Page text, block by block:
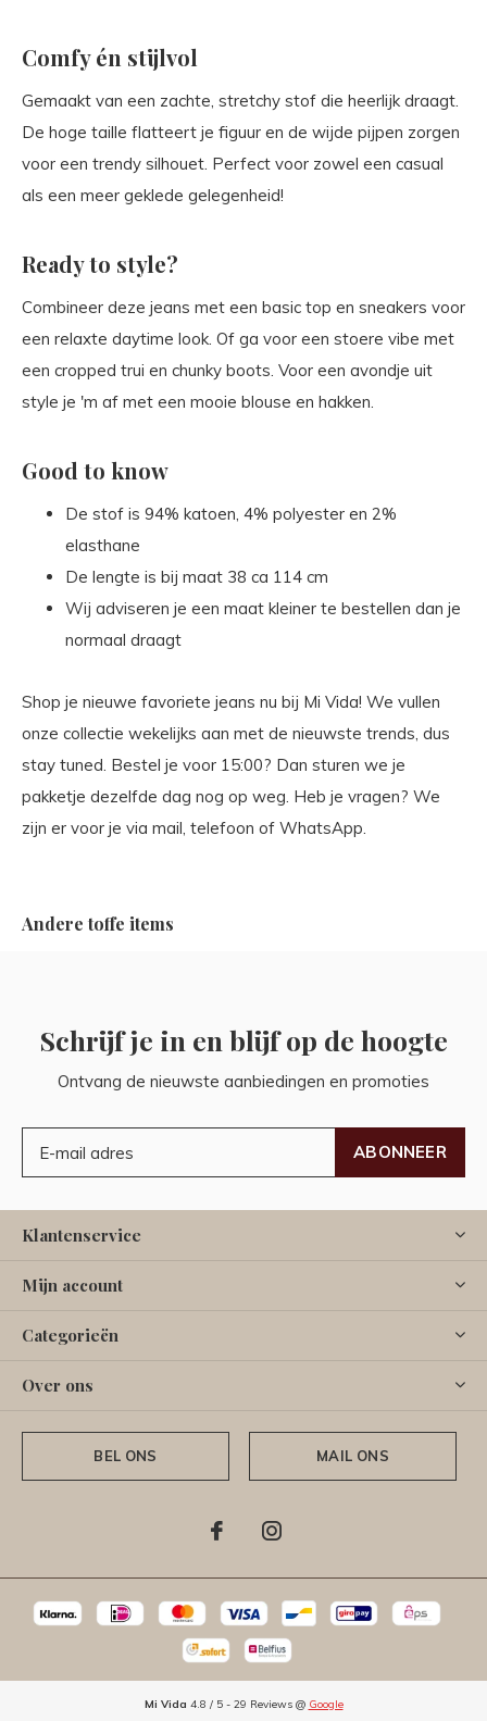
Comfy én stijlvol
Gemaakt van een zachte, stretchy stof die heerlijk draagt.
De hoge taille flatteert je figuur en de wijde pijpen zorgen
voor een trendy silhouet. Perfect voor zowel een casual
als een meer geklede gelegenheid!
Ready to style?
Combineer deze jeans met een basic top en sneakers voor
een relaxte daytime look. Of ga voor een stoere vibe met
een cropped trui en chunky boots. Voor een avondje uit
style je 'm af met een mooie blouse en hakken.
Good to know
De stof is 94% katoen, 4% polyester en 2%
elasthane
De lengte is bij maat 38 ca 114 cm
Wij adviseren je een maat kleiner te bestellen dan je
normaal draagt
Shop je nieuwe favoriete jeans nu bij Mi Vida! We vullen
onze collectie wekelijks aan met de nieuwste trends, dus
stay tuned. Bestel je voor 15:00? Dan sturen we je
pakketje dezelfde dag nog op weg. Heb je vragen? We
zijn er voor je via mail, telefoon of WhatsApp.
Andere toffe items
Schrijf je in en blijf op de hoogte
Ontvang de nieuwste aanbiedingen en promoties
ABONNEER
Klantenservice
Mijn account
Categorieën
Over ons
BEL ONS MAIL ONS
Mi Vida 4.8 / 5- 29 Reviews @ Google